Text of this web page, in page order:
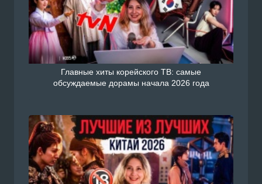
Главные хиты корейского ТВ: самые
обсуждаемые дорамы начала 2026 года